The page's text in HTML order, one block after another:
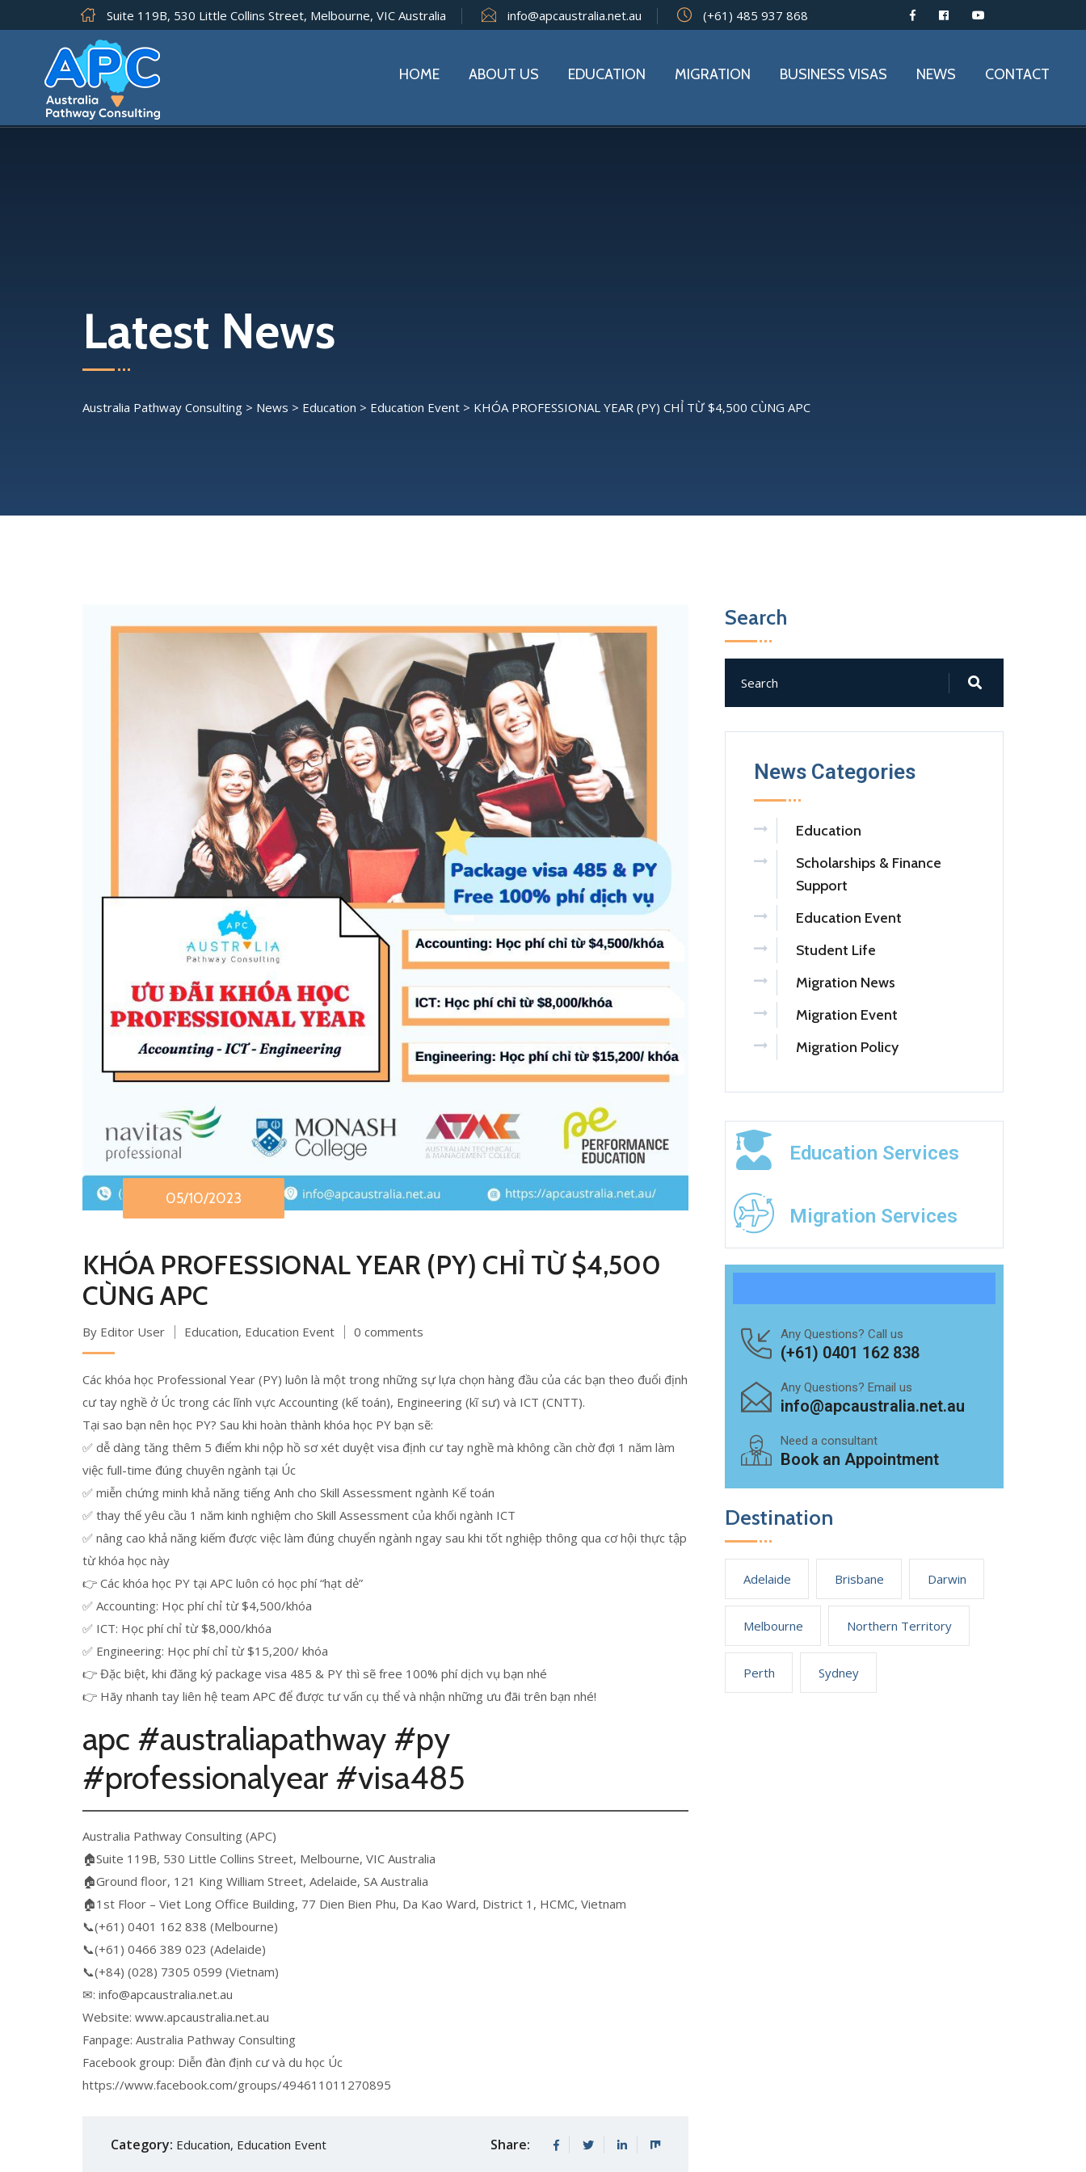
Suite 119B, 530 Little Collins Street, Melbourne, VIC Australia info@apcaustralia.net.au (+61) 485 937 868
HOME ABOUT US EDUCATION MIGRATION BUSINESS VISAS NEWS CONTACT
Latest News
Australia Pathway Consulting > News > Education > Education Event > KHÓA PROFESSIONAL YEAR (PY) CHỈ TỪ $4,500 CÙNG APC
05/10/2023
KHÓA PROFESSIONAL YEAR (PY) CHỈ TỪ $4,500
CÙNG APC
By Editor User Education, Education Event 0 comments
Các khóa học Professional Year (PY) luôn là một trong những sự lựa chọn hàng đầu của các bạn theo đuổi định
cư tay nghề ở Úc trong các lĩnh vực Accounting (kế toán), Engineering (kĩ sư) và ICT (CNTT).
Tại sao bạn nên học PY? Sau khi hoàn thành khóa học PY bạn sẽ:
✅ dễ dàng tăng thêm 5 điểm khi nộp hồ sơ xét duyệt visa định cư tay nghề mà không cần chờ đợi 1 năm làm
việc full-time đúng chuyên ngành tại Úc
✅ miễn chứng minh khả năng tiếng Anh cho Skill Assessment ngành Kế toán
✅ thay thế yêu cầu 1 năm kinh nghiệm cho Skill Assessment của khối ngành ICT
✅ nâng cao khả năng kiếm được việc làm đúng chuyển ngành ngay sau khi tốt nghiệp thông qua cơ hội thực tập
từ khóa học này
👉 Các khóa học PY tại APC luôn có học phí “hạt dẻ”
✅ Accounting: Học phí chỉ từ $4,500/khóa
✅ ICT: Học phí chỉ từ $8,000/khóa
✅ Engineering: Học phí chỉ từ $15,200/ khóa
👉 Đặc biệt, khi đăng ký package visa 485 & PY thì sẽ free 100% phí dịch vụ bạn nhé
👉 Hãy nhanh tay liên hệ team APC để được tư vấn cụ thể và nhận những ưu đãi trên bạn nhé!
apc #australiapathway #py
#professionalyear #visa485
Australia Pathway Consulting (APC)
🏠Suite 119B, 530 Little Collins Street, Melbourne, VIC Australia
🏠Ground floor, 121 King William Street, Adelaide, SA Australia
🏠1st Floor – Viet Long Office Building, 77 Dien Bien Phu, Da Kao Ward, District 1, HCMC, Vietnam
📞(+61) 0401 162 838 (Melbourne)
📞(+61) 0466 389 023 (Adelaide)
📞(+84) (028) 7305 0599 (Vietnam)
✉: info@apcaustralia.net.au
Website: www.apcaustralia.net.au
Fanpage: Australia Pathway Consulting
Facebook group: Diễn đàn định cư và du học Úc
https://www.facebook.com/groups/494611011270895
Category: Education, Education Event Share:
Search
News Categories
Education
Scholarships & Finance
Support
Education Event
Student Life
Migration News
Migration Event
Migration Policy
Education Services
Migration Services
Any Questions? Call us
(+61) 0401 162 838
Any Questions? Email us
info@apcaustralia.net.au
Need a consultant
Book an Appointment
Destination
Adelaide Brisbane Darwin
Melbourne Northern Territory
Perth Sydney